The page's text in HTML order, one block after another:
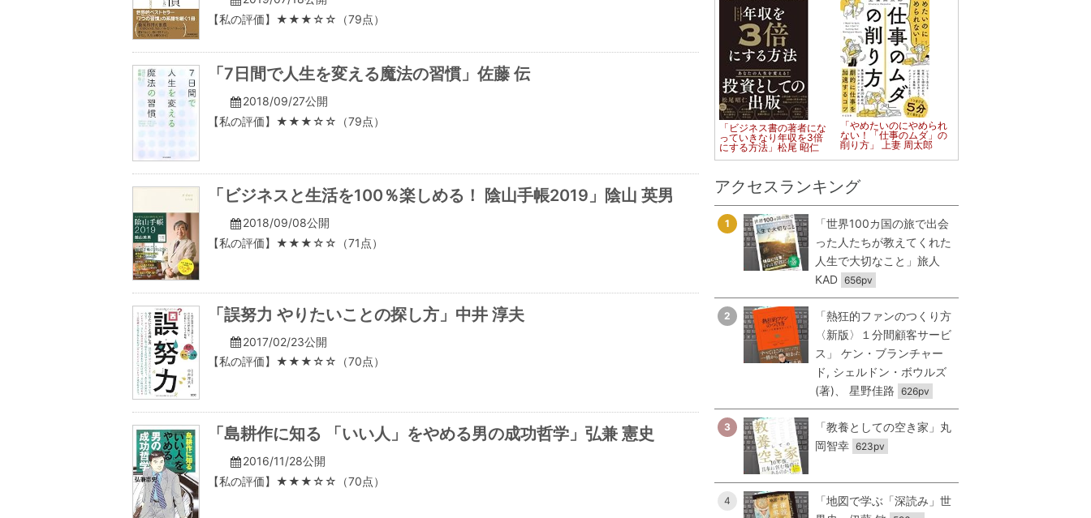
【私の評価】★★★☆☆（79点）
「7日間で人生を変える魔法の習慣」佐藤 伝
2018/09/27公開
【私の評価】★★★☆☆（79点）
「ビジネスと生活を100％楽しめる！ 陰山手帳2019」陰山 英男
2018/09/08公開
【私の評価】★★★☆☆（71点）
「誤努力 やりたいことの探し方」中井 淳夫
2017/02/23公開
【私の評価】★★★☆☆（70点）
「島耕作に知る 「いい人」をやめる男の成功哲学」弘兼 憲史
2016/11/28公開
【私の評価】★★★☆☆（70点）
「ビジネス書の著者にな
っていきなり年収を3倍
にする方法」松尾 昭仁
「やめたいのにやめられ
ない！「仕事のムダ」の
削り方」 上妻 周太郎
アクセスランキング
1
「世界100カ国の旅で出会
った人たちが教えてくれた
人生で大切なこと」旅人
KAD 656pv
2
「熱狂的ファンのつくり方
〈新版〉１分間顧客サービ
ス」 ケン・ブランチャー
ド, シェルドン・ボウルズ
(著)、 星野佳路 626pv
3
「教養としての空き家」丸
岡智幸 623pv
4
「地図で学ぶ「深読み」世